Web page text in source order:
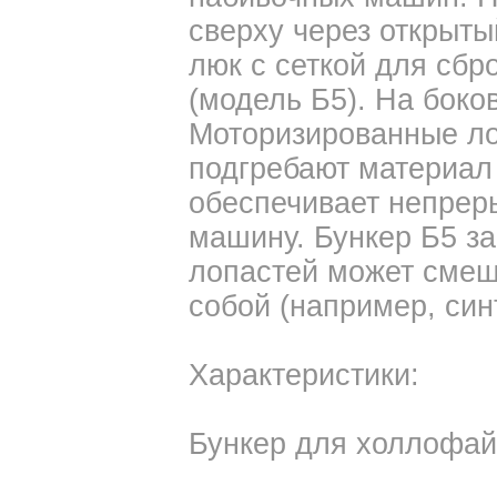
сверху через
люк с сеткой для
(модель Б5). На
Моторизированные
подгребают
обеспечивает
машину. Бункер Б5 за
лопастей может
собой (например,
Характеристики:
Бункер для